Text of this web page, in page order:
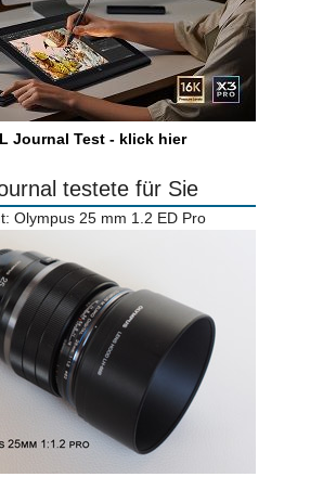
Journal Test - klick hier
testete für Sie
Olympus 25 mm 1.2 ED Pro